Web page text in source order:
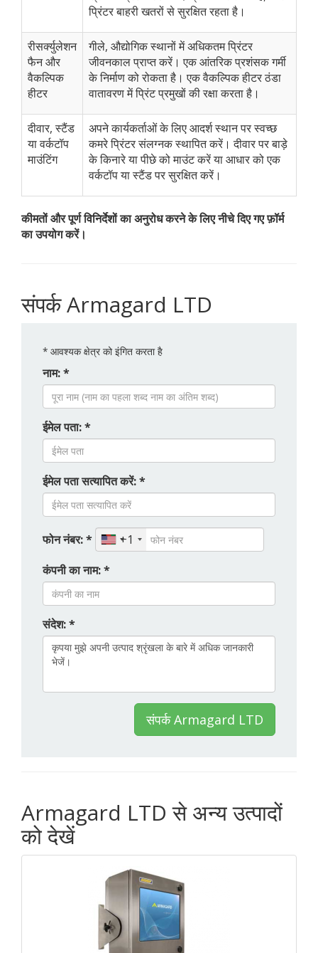
प्रिंटर बाहरी खतरों से सुरक्षित रहता है।
रीसर्क्युलेशन
फैन और
वैकल्पिक
हीटर
गीले, औद्योगिक स्थानों में अधिकतम प्रिंटर
जीवनकाल प्राप्त करें। एक आंतरिक प्रशंसक गर्मी
के निर्माण को रोकता है। एक वैकल्पिक हीटर ठंडा
वातावरण में प्रिंट प्रमुखों की रक्षा करता है।
दीवार, स्टैंड
या वर्कटॉप
माउंटिंग
अपने कार्यकर्ताओं के लिए आदर्श स्थान पर स्वच्छ
कमरे प्रिंटर संलग्नक स्थापित करें। दीवार पर बाड़े
के किनारे या पीछे को माउंट करें या आधार को एक
वर्कटॉप या स्टैंड पर सुरक्षित करें।
कीमतों और पूर्ण विनिर्देशों का अनुरोध करने के लिए नीचे दिए गए फ़ॉर्म
का उपयोग करें।
संपर्क Armagard LTD
* आवश्यक क्षेत्र को इंगित करता है
नाम: *
ईमेल पता: *
ईमेल पता सत्यापित करें: *
फोन नंबर: *
+1
कंपनी का नाम: *
संदेश: *
संपर्क Armagard LTD
Armagard LTD से अन्य उत्पादों
को देखें